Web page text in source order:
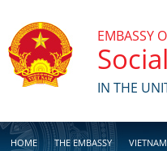
EMBASSY
IN THE
HOME THE EMBASSY VIETNAM